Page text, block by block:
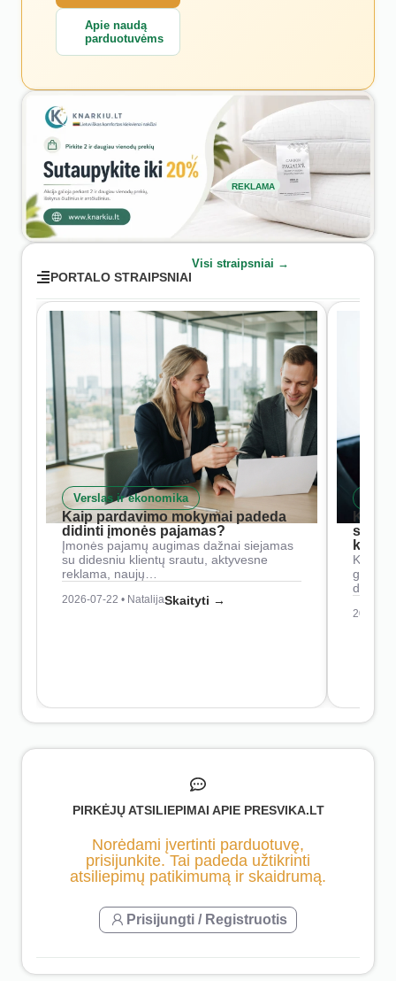
Apie naudą
parduotuvėms
REKLAMA
PORTALO STRAIPSNIAI
Visi straipsniai →
Verslas ir ekonomika
Kaip pardavimo mokymai padeda
didinti įmonės pajamas?
Įmonės pajamų augimas dažnai siejamas
su didesniu klientų srautu, aktyvesne
reklama, naujų…
2026-07-22 • NatalijaSkaityti →
Kaip
2026-
PIRKĖJŲ ATSILIEPIMAI APIE PRESVIKA.LT
Norėdami įvertinti parduotuvę,
prisijunkite. Tai padeda užtikrinti
atsiliepimų patikimumą ir skaidrumą.
Prisijungti / Registruotis